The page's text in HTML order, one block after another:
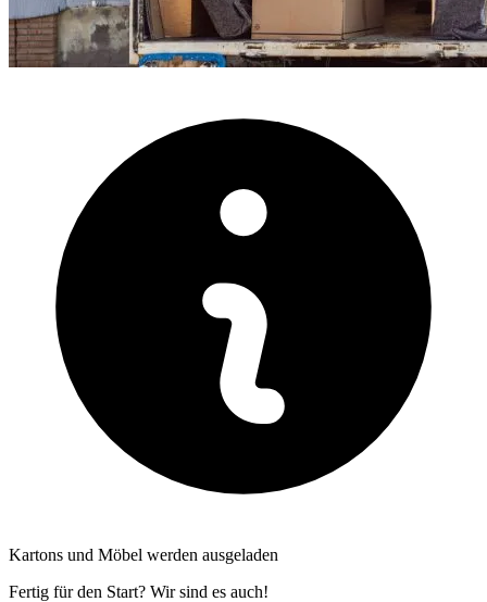
Kartons und Möbel werden ausgeladen
Fertig für den Start? Wir sind es auch!